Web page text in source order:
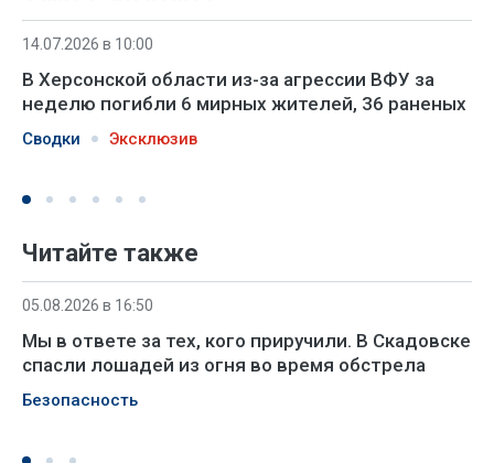
14.07.2026 в 10:00
В Херсонской области из-за агрессии ВФУ за
неделю погибли 6 мирных жителей, 36 раненых
Сводки Эксклюзив
Читайте также
05.08.2026 в 16:50
Мы в ответе за тех, кого приручили. В Скадовске
спасли лошадей из огня во время обстрела
Безопасность